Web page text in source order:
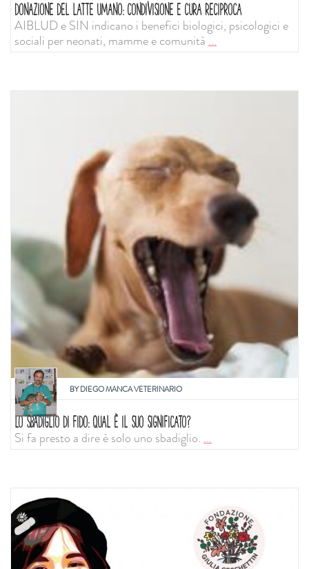
DONAZIONE DEL LATTE UMANO: CONDIVISIONE E CURA RECIPROCA
AIBLUD e SIN indicano i benefici biologici, psicologici e
sociali per neonati, mamme e comunità...
BYDIEGO MANCA VETERINARIO
LO SBADIGLIO DI FIDO: QUAL È IL SUO SIGNIFICATO?
Si fa presto a dire è solo uno sbadiglio....